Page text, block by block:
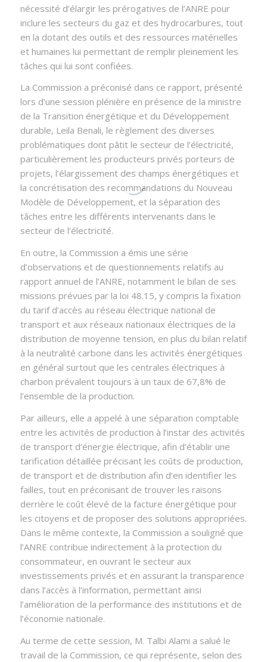
nécessité d’élargir les prérogatives de l’ANRE pour
inclure les secteurs du gaz et des hydrocarbures, tout
en la dotant des outils et des ressources matérielles
et humaines lui permettant de remplir pleinement les
tâches qui lui sont confiées.
La Commission a préconisé dans ce rapport, présenté
lors d’une session plénière en présence de la ministre
de la Transition énergétique et du Développement
durable, Leila Benali, le règlement des diverses
problématiques dont pâtit le secteur de l’électricité,
particulièrement les producteurs privés porteurs de
projets, l’élargissement des champs énergétiques et
la concrétisation des recommandations du Nouveau
Modèle de Développement, et la séparation des
tâches entre les différents intervenants dans le
secteur de l’électricité.
En outre, la Commission a émis une série
d’observations et de questionnements relatifs au
rapport annuel de l’ANRE, notamment le bilan de ses
missions prévues par la loi 48.15, y compris la fixation
du tarif d’accès au réseau électrique national de
transport et aux réseaux nationaux électriques de la
distribution de moyenne tension, en plus du bilan relatif
à la neutralité carbone dans les activités énergétiques
en général surtout que les centrales électriques à
charbon prévalent toujours à un taux de 67,8% de
l’ensemble de la production.
Par ailleurs, elle a appelé à une séparation comptable
entre les activités de production à l’instar des activités
de transport d’énergie électrique, afin d’établir une
tarification détaillée précisant les coûts de production,
de transport et de distribution afin d’en identifier les
failles, tout en préconisant de trouver les raisons
derrière le coût élevé de la facture énergétique pour
les citoyens et de proposer des solutions appropriées.
Dans le même contexte, la Commission a souligné que
l’ANRE contribue indirectement à la protection du
consommateur, en ouvrant le secteur aux
investissements privés et en assurant la transparence
dans l’accès à l’information, permettant ainsi
l’amélioration de la performance des institutions et de
l’économie nationale.
Au terme de cette session, M. Talbi Alami a salué le
travail de la Commission, ce qui représente, selon des